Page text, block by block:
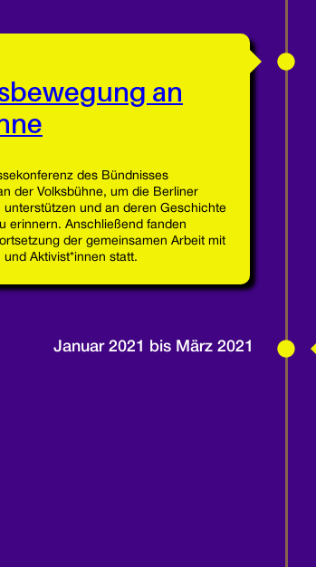
an
des Bündnisses
der Volksbühne, um die Berliner
unterstützen und an deren Geschichte
erinnern. Anschließend fanden
der gemeinsamen Arbeit mit
Aktivist*innen statt.
Januar 2021 bis März 2021